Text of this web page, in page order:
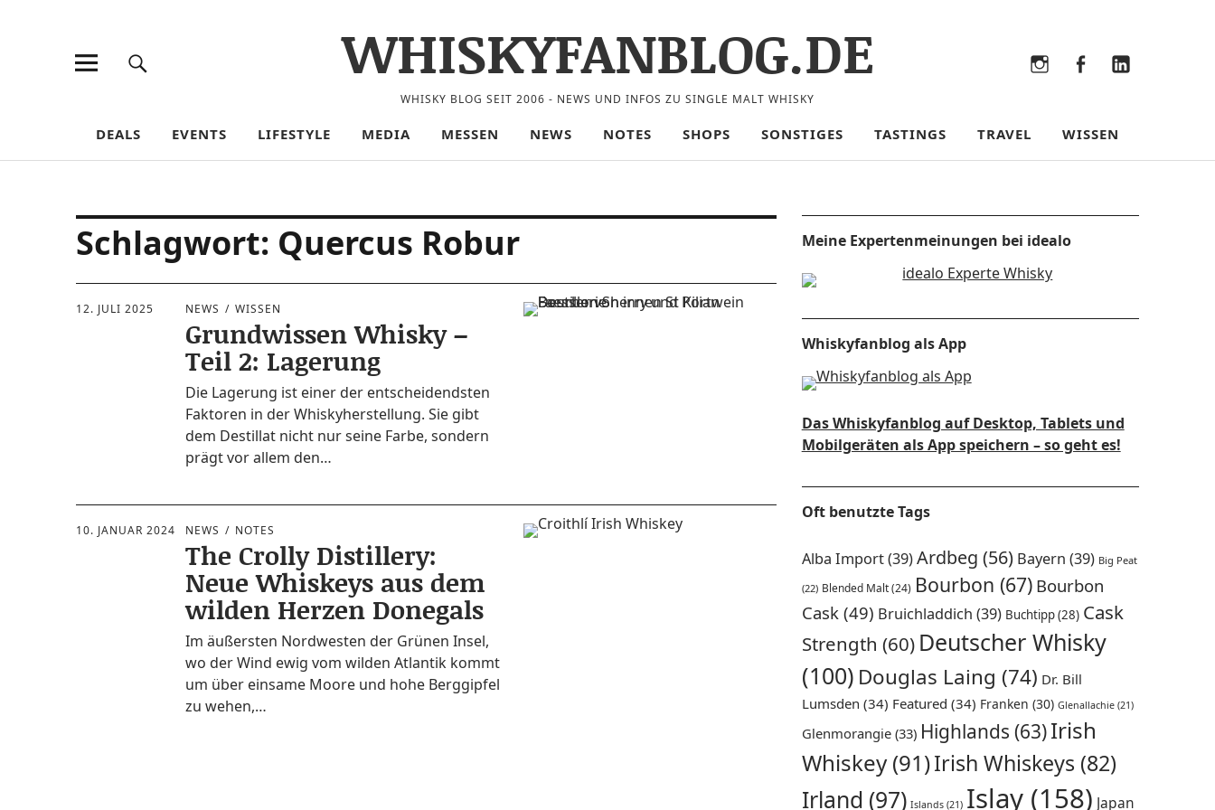
WHISKYFANBLOG.DE
WHISKY BLOG SEIT 2006 - NEWS UND INFOS ZU SINGLE MALT WHISKY
DEALS EVENTS LIFESTYLE MEDIA MESSEN NEWS NOTES SHOPS SONSTIGES TASTINGS TRAVEL WISSEN
Schlagwort: Quercus Robur
12. JULI 2025 NEWS WISSEN
Grundwissen Whisky –
Teil 2: Lagerung
Die Lage­rung ist einer der ent­schei­dends­ten
Fak­to­ren in der Whis­ky­her­stel­lung. Sie gibt
dem Destil­lat nicht nur sei­ne Far­be, son­dern
prägt vor allem den…
10. JANUAR 2024 NEWS NOTES
The Crolly Distillery:
Neue Whiskeys aus dem
wilden Herzen Donegals
Im äußers­ten Nord­wes­ten der Grü­nen Insel,
wo der Wind ewig vom wil­den Atlan­tik kommt
um über ein­sa­me Moo­re und hohe Berg­gip­fel
zu wehen,…
Meine Expertenmeinungen bei idealo
Whiskyfanblog als App
Das Whiskyfanblog auf Desktop, Tablets und
Mobilgeräten als App speichern – so geht es!
Oft benutzte Tags
Alba Import(39)Ardbeg (56) Bayern (39) Big Peat
(22) Blended Malt(24) Bourbon (67) Bourbon
Cask(49) Bruichladdich (39) Buchtipp(28) Cask
Strength (60) Deutscher Whisky
(100) Douglas Laing (74) Dr. Bill
Lumsden (34) Featured (34) Franken (30) Glenallachie(21)
Glenmorangie(33) Highlands (63)Irish
Whiskey(91)Irish Whiskeys (82)
Irland (97) Islands(21) Islay(158) Japan